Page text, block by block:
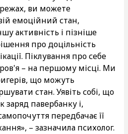
ви можете
емоційний стан,
активність і пізніше
про доцільність
Піклування про себе
– на першому місці. Ми
що можуть
стан. Уявіть собі, що
заряд павербанку і,
передбачає її
– зазначила психолог.